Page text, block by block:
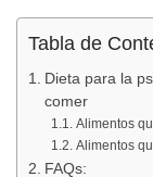
Tabla de
Dieta para la
comer
Alimentos
Alimentos
FAQs: